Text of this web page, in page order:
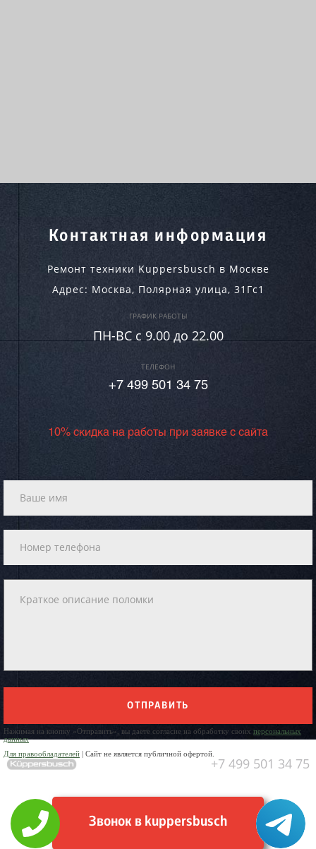
Контактная информация
Ремонт техники Kuppersbusch в Москве
Адрес: Москва, Полярная улица, 31Гс1
ГРАФИК РАБОТЫ
ПН-ВC c 9.00 до 22.00
ТЕЛЕФОН
+7 499 501 34 75
10% скидка на работы при заявке с сайта
ОТПРАВИТЬ
Нажимая на кнопку «Отправить», вы даете согласие на обработку своих персональных
данных
Для правообладателей | Сайт не является публичной офертой.
+7 499 501 34 75
Звонок в kuppersbusch